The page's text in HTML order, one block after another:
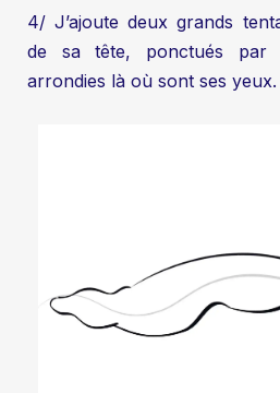
4/ J’ajoute deux grands
de sa tête, ponctués par
arrondies là où sont ses yeux.